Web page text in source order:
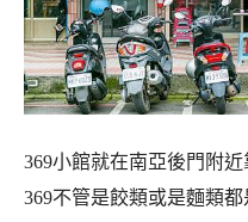
369小館就在南亞後門附
369不管是餃類或是麵類